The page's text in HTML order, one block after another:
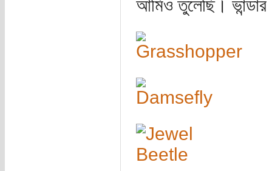
আমিও তুলেছি।